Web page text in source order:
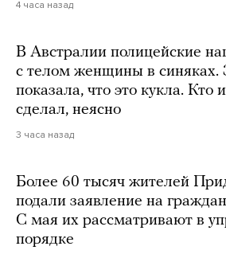
4 часа назад
В Австралии полицейские
с телом женщины в синяках.
показала, что это кукла. Кто
сделал, неясно
3 часа назад
Более 60 тысяч жителей
подали заявление на
С мая их рассматривают в
порядке